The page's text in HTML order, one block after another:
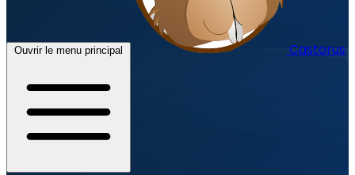
Ouvrir le menu principal Castorus